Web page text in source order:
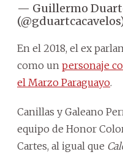
— Guillermo
En el 2018, el ex
como un personaje
el Marzo Paraguayo.
Canillas y Galeano
equipo de Honor
Cartes, al igual que